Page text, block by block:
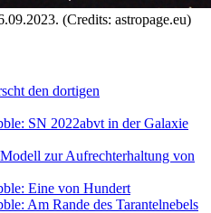
(Credits: astropage.eu)
den dortigen
SN 2022abvt in der Galaxie
zur Aufrechterhaltung von
Eine von Hundert
Am Rande des Tarantelnebels